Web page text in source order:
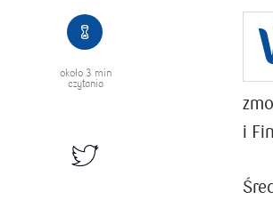
około 3 min
czytania
i
Kreowanie
Thinking w
konkurencji.